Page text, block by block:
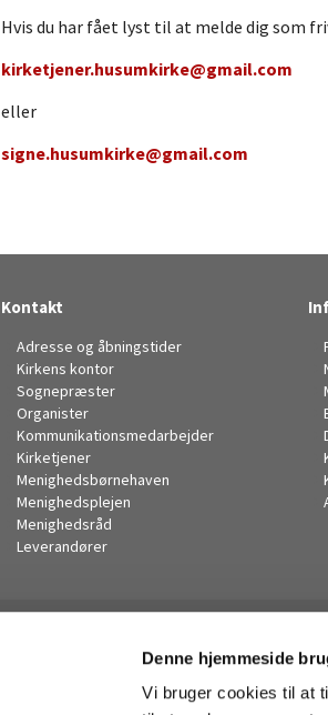
Denne hjemmeside
Vi bruger cookies til at
Hvis du har fået lyst til at melde dig som
kirketjener.husumkirke@gmail.com
eller
signe.husumkirke@gmail.com
Kontakt
Adresse og åbningstider
Kirkens kontor
Sognepræster
Organister
Kommunikationsmedarbejder
Kirketjener
Menighedsbørnehaven
Menighedsplejen
Menighedsråd
Leverandører